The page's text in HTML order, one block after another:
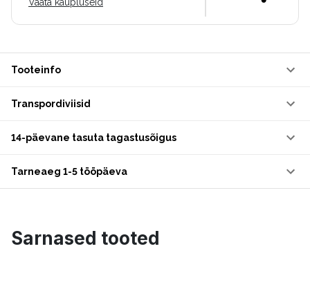
Vaata kaupluseid
Tooteinfo
Transpordiviisid
14-päevane tasuta tagastusõigus
Tarneaeg 1-5 tööpäeva
Sarnased tooted